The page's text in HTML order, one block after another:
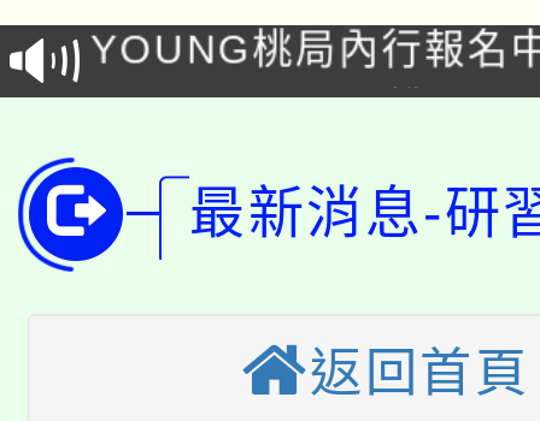
徵才活動。
YOUNG桃局內行報名
局官網。
8月14至27日，桃園電
田徑場及游泳池舉行。
桃園市低收入戶享有免
半價優惠，詳情可洽有
大園自造教育及科技中
份教師增能研習
大溪自造教育及科技中
份教師研習
淨零綠生活教案入校路
最新消息-研
返回首頁